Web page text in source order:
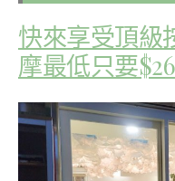
快來享受頂級
摩最低只要